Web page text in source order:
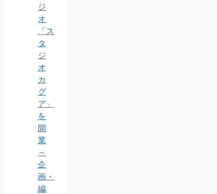
ジ
オ
「ス
タ
ジ
オ
カ
グ
ア」
を
開
業
～
企
画・
編